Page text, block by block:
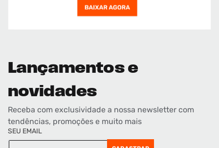
Lançamentos e
novidades
Receba com exclusividade a nossa newsletter com
tendências, promoções e muito mais
SEU EMAIL